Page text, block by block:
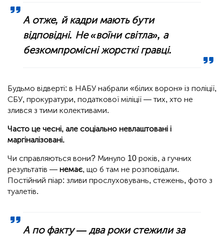
А отже, й кадри мають бути
відповідні. Не «воїни світла», а
безкомпромісні жорсткі гравці.
Будьмо відверті: в НАБУ набрали «білих ворон» із поліції,
СБУ, прокуратури, податкової міліції — тих, хто не
злився з тими колективами.
Часто це чесні, але соціально невлаштовані і
маргіналізовані.
Чи справляються вони? Минуло 10 років, а гучних
результатів — немає, що б там не розповідали.
Постійний піар: зливи прослуховувань, стежень, фото з
туалетів.
А по факту — два роки стежили за